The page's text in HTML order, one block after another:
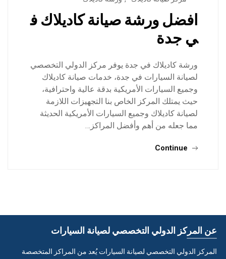
افضل ورشة صيانة كاديلاك ف
ي جدة
ورشة كاديلاك في جدة يوفر مركز الدولي التخصصي
لصيانة السيارات في جدة، خدمات صيانة كاديلاك
وجميع السيارات الأمريكية بدقة عالية واحترافية،
حيث يمتلك المركز الخاص بنا التجهيزات اللازمة
لصيانة كاديلاك وجميع السيارات الأمريكية الحديثة
مما جعله من أهم وأفضل المراكز…
Continue
عن المركز الدولي التخصصي لصيانة السيارات
المركز الدولي التخصصي لصيانة السيارات يُعد من المراكز المتخصصة